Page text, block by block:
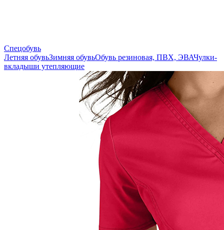
Спецобувь
Летняя обувьЗимняя обувьОбувь резиновая, ПВХ, ЭВАЧулки-
вкладыши утепляющие